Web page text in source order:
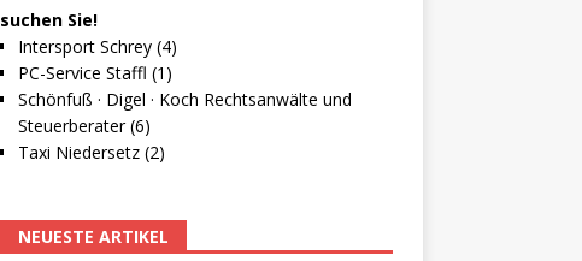
suchen Sie!
Intersport Schrey (4)
PC-Service Staffl (1)
Schönfuß · Digel · Koch Rechtsanwälte und
Steuerberater (6)
Taxi Niedersetz (2)
NEUESTE ARTIKEL